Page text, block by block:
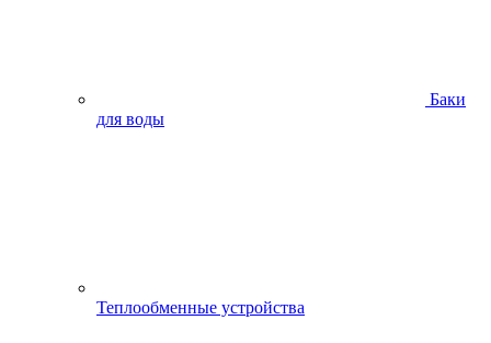
Баки
для воды
Теплообменные устройства